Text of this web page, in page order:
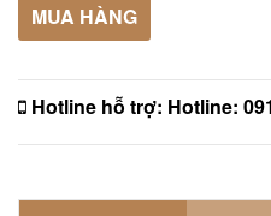
MUA HÀNG
Hotline hỗ trợ: Hotline: